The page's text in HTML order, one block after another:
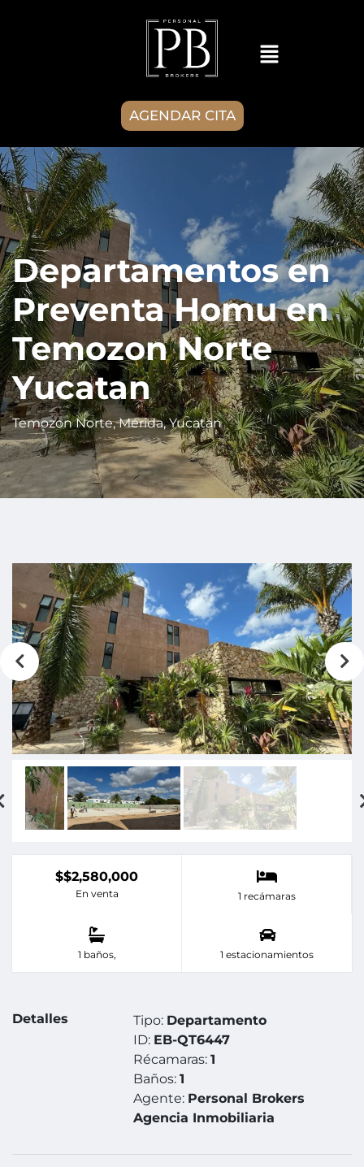
AGENDAR CITA
Departamentos en
Preventa Homu en
Temozon Norte
Yucatan
Temozon Norte, Mérida, Yucatán
$$2,580,000
En venta 1 recámaras
1 baños, 1 estacionamientos
Detalles Tipo: Departamento
ID: EB-QT6447
Récamaras:1
Baños:1
Agente: Personal Brokers
Agencia Inmobiliaria